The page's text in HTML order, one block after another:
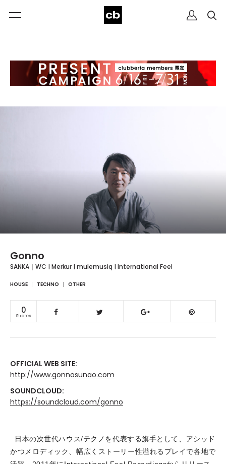
Gonno
SANKA｜WC | Merkur | mulemusiq | International Feel
HOUSE TECHNO OTHER
0
Shares
OFFICIAL WEB SITE:
http://www.gonnosunao.com
SOUNDCLOUD:
https://soundcloud.com/gonno
日本の次世代ハウス/テクノを代表する旗手として、アシッド
かつメロディック、幅広くストーリー性溢れるプレイで各地で